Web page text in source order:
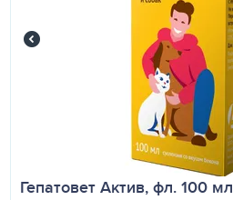
Гепатовет Актив, фл. 100 мл